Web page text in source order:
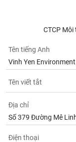
CTCP
Tên tiếng Anh
Vinh Yen
Tên viết tắt
Địa chỉ
Số 379 Đường Mê
Điện thoại
Sách
tài
chính
Công
cụ